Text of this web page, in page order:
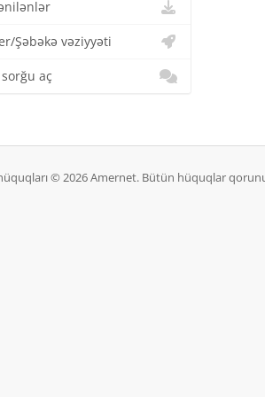
Şəbəkə vəziyyəti
aç
© 2026 Amernet. Bütün hüquqlar